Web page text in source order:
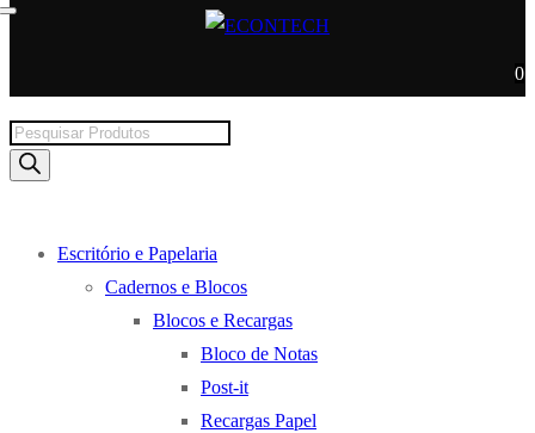
0
Products
search
Escritório e Papelaria
Cadernos e Blocos
Blocos e Recargas
Bloco de Notas
Post-it
Recargas Papel